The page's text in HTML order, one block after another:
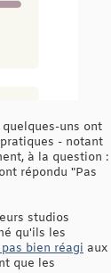
uns ont
- notant
à la question :
répondu "Pas
studios
qu'ils les
bien réagi aux
que les